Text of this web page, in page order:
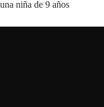
una niña de 9 años